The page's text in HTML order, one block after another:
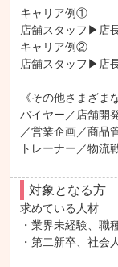
キャリア例①
店舗スタッフ▶︎店
キャリア例②
店舗スタッフ▶︎店
《その他さまざま
バイヤー／店舗開
／営業企画／商品
トレーナー／物流
対象となる方
求めている人材
・業界未経験、職
・第二新卒、社会